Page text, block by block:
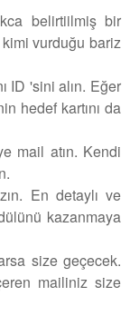
belirtiilmiş bir
vurduğu bariz
ID 'sini alın. Eğer
hedef kartını da
mail atın. Kendi
En detaylı ve
kazanmaya
size geçecek.
mailiniz size